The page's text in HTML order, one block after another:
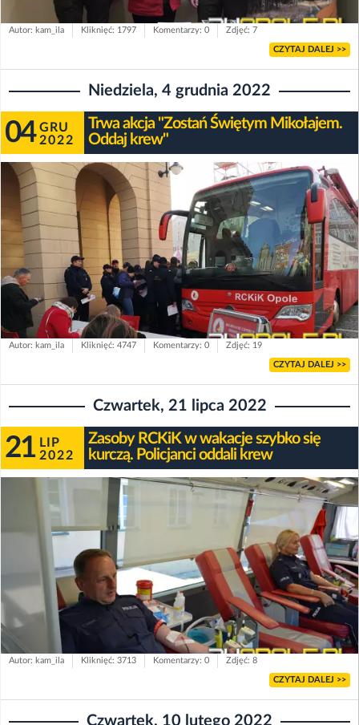
Autor: kam_ila Kliknięć: 1797 Komentarzy: 0 Zdjęć: 7
CZYTAJ DALEJ >>
Niedziela, 4 grudnia 2022
04 GRU
2022
Trwa akcja "Zostań Świętym Mikołajem.
Oddaj krew"
Autor: kam_ila Kliknięć: 4747 Komentarzy: 0 Zdjęć: 19
CZYTAJ DALEJ >>
Czwartek, 21 lipca 2022
21 LIP
2022
Zasoby RCKiK w wakacje szybko się
kurczą. Policjanci oddali krew
Autor: kam_ila Kliknięć: 3713 Komentarzy: 0 Zdjęć: 8
CZYTAJ DALEJ >>
Czwartek, 10 lutego 2022